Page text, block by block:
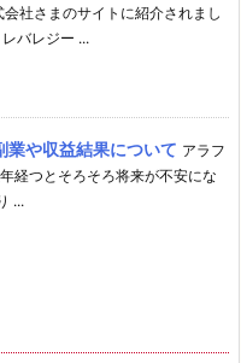
社さまのサイトに紹介されまし
バレジー ...
や収益結果について アラフ
経つとそろそろ将来が不安にな
...